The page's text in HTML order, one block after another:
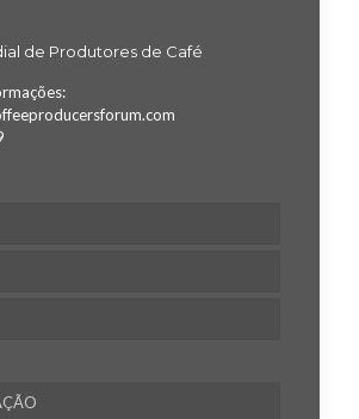
de Produtores de Café